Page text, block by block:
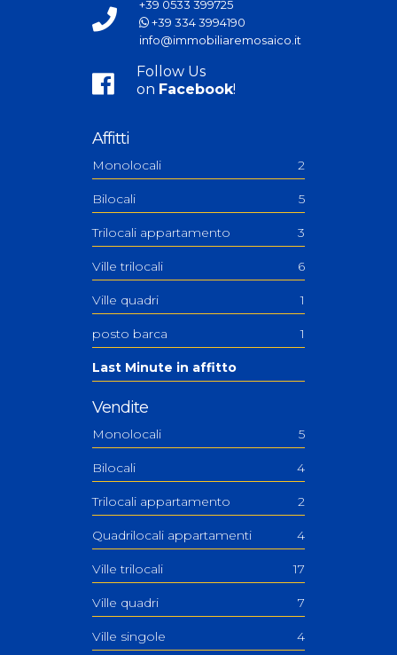
+39 0533 399725
+39 334 3994190
info@immobiliaremosaico.it
Follow Us
on Facebook!
Affitti
Monolocali 2
Bilocali 5
Trilocali appartamento 3
Ville trilocali 6
Ville quadri 1
posto barca 1
Last Minute in affitto
Vendite
Monolocali 5
Bilocali 4
Trilocali appartamento 2
Quadrilocali appartamenti 4
Ville trilocali 17
Ville quadri 7
Ville singole 4